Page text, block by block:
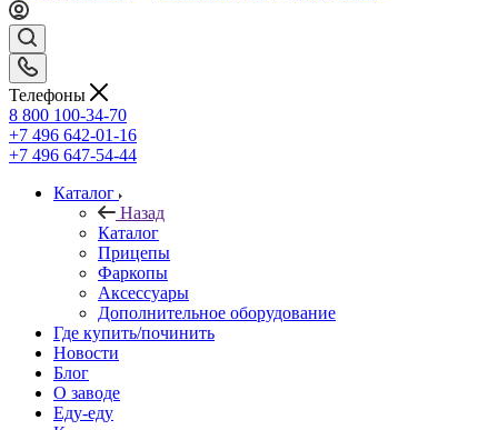
Телефоны
8 800 100-34-70
+7 496 642-01-16
+7 496 647-54-44
Каталог
Назад
Каталог
Прицепы
Фаркопы
Аксессуары
Дополнительное оборудование
Где купить/починить
Новости
Блог
О заводе
Еду-еду